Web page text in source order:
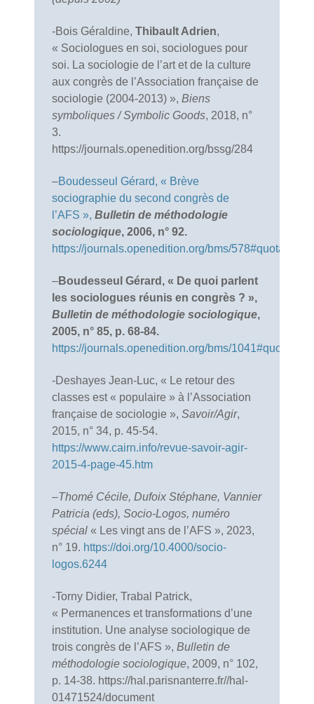
-Bois Géraldine, Thibault Adrien,
« Sociologues en soi, sociologues pour
soi. La sociologie de l’art et de la culture
aux congrès de l’Association française de
sociologie (2004-2013) », Biens
symboliques / Symbolic Goods, 2018, n°
3.
https://journals.openedition.org/bssg/284
–Boudesseul Gérard, « Brève
sociographie du second congrès de
l’AFS », Bulletin de méthodologie
sociologique, 2006, n° 92.
https://journals.openedition.org/bms/578#quotation
–Boudesseul Gérard, « De quoi parlent
les sociologues réunis en congrès ? »,
Bulletin de méthodologie sociologique,
2005, n° 85, p. 68-84.
https://journals.openedition.org/bms/1041#quotation
-Deshayes Jean-Luc, « Le retour des
classes est « populaire » à l’Association
française de sociologie », Savoir/Agir,
2015, n° 34, p. 45-54.
https://www.cairn.info/revue-savoir-agir-
2015-4-page-45.htm
–Thomé Cécile, Dufoix Stéphane, Vannier
Patricia (eds), Socio-Logos, numéro
spécial « Les vingt ans de l’AFS », 2023,
n° 19. https://doi.org/10.4000/socio-
logos.6244
-Torny Didier, Trabal Patrick,
« Permanences et transformations d’une
institution. Une analyse sociologique de
trois congrès de l’AFS », Bulletin de
méthodologie sociologique, 2009, n° 102,
p. 14-38. https://hal.parisnanterre.fr//hal-
01471524/document